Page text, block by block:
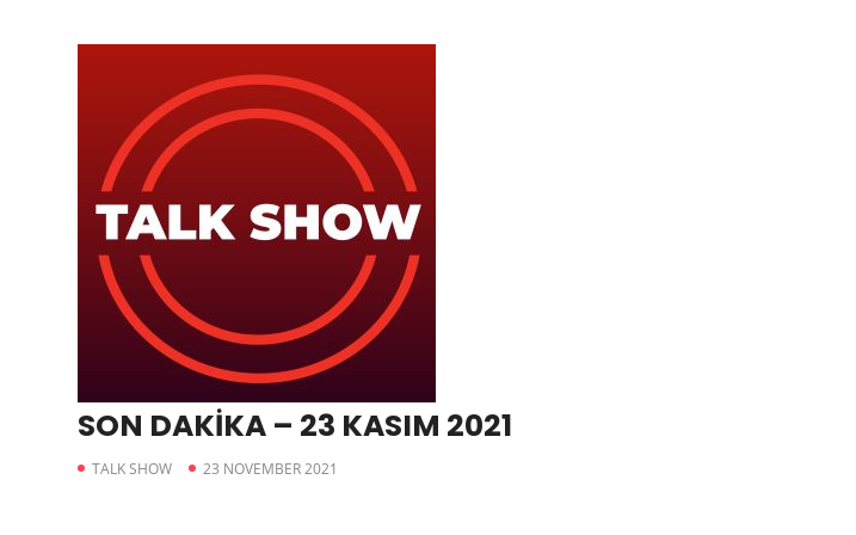
SON DAKİKA – 23 KASIM 2021
TALK SHOW 23 NOVEMBER 2021